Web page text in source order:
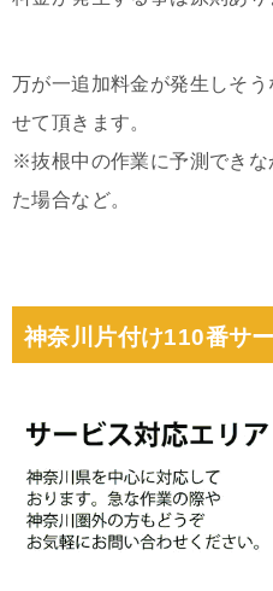
万が一追加料金が発生しそ
せて頂きます。
※抜根中の作業に予測できな
た場合など。
神奈川片付け110番サ